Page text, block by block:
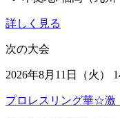
詳しく見る
次の大会
2026年8月11日（火）
プロレスリング華☆激